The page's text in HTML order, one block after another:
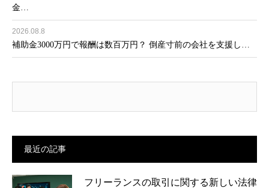
金…
2026.08.8
補助金3000万円で報酬は数百万円？ 倒産寸前の会社を支援し…
最近の記事
フリーランスの取引に関する新しい法律